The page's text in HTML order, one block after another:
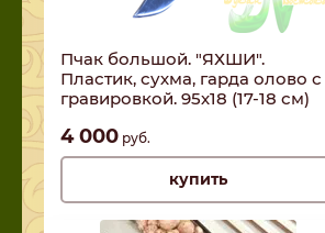
Пчак большой. "ЯХШИ".
Пластик, сухма, гарда олово с
гравировкой. 95х18 (17-18 см)
4 000 руб.
купить